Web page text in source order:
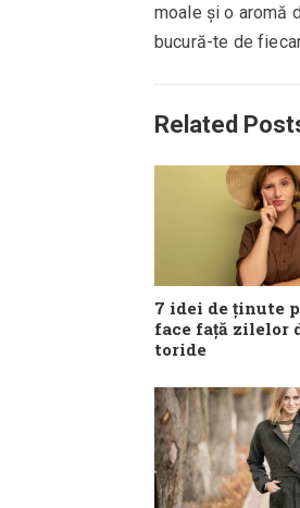
moale și o aromă
bucură-te de
Related
7 idei de ținute
face față zilelor
toride